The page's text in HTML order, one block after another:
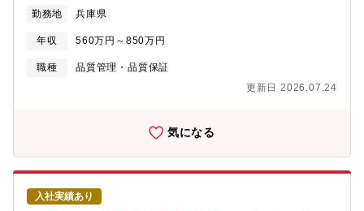
社内の複数拠点にまたがる生産現場の品質改善を先導、モノづく
して、製品の品質を管理して向上させることが品質管理課のミッ
ションです。自社の製造現場に要望を出して、工法や工程を見な
化に合わせ、他社に先行した提案でビジネスは拡大。開発、モノ
み出し展開していく業務領域を増やすために、新たなスキル・経
験を持った人材を募集します。【本ポジションの魅力】■顧客との
対話の機会。開発への適切なフィードバック。仕組みを変える機
会。■社内、サプライヤーとの課題解決を通じ、モノづくり人脈を
作る機会。【職場の雰囲気】変えていきたい意欲のある組織。モ
ノづくり全体俯瞰を品質視点で、広く課題に気づくことができ、
ため、最終検査体制の強化を進めており、品質を支える新たなメ
ンバーを募集しています。 このポジションでは、電気および機
構両面からの完成検査を通じて製品の最終品質を確認し、出荷品
質の確保に貢献していただきます。また、検査結果に基づく書類
して、製品の信頼性を最終的に担う役割を果たしていただきま
方や検査の進め方、製品知識や測定器の使用方法の習得など、着
実にスキルを身につけていただけます。 そして、将来的には、
完成検査業務のリーダーとしてチームを率い、検査体制の運営や
標準化、品質改善活動の推進に携わっていただくことを期待して
います。さらに、検査業務を通じて習得した知識や品質管理手法
を活かし、不具合品の修理対応や原因究明にも関わりながら、品
勤務地 兵庫県
年収 560万円～850万円
職種
品質管理・品質保証
更新日 2026.07.24
気になる
入社実績あり